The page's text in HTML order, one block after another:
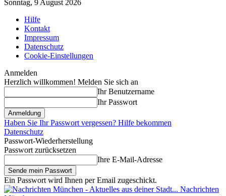
Sonntag, 9 August 2026
Hilfe
Kontakt
Impressum
Datenschutz
Cookie-Einstellungen
Anmelden
Herzlich willkommen! Melden Sie sich an
Ihr Benutzername
Ihr Passwort
Haben Sie Ihr Passwort vergessen? Hilfe bekommen
Datenschutz
Passwort-Wiederherstellung
Passwort zurücksetzen
Ihre E-Mail-Adresse
Ein Passwort wird Ihnen per Email zugeschickt.
Nachrichten